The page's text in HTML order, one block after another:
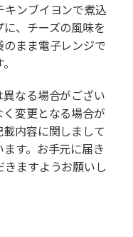
キンブイヨンで煮込
、チーズの風味を
まま電子レンジで
なる場合がござい
変更となる場合が
内容に関しまして
す。お手元に届き
きますようお願いし